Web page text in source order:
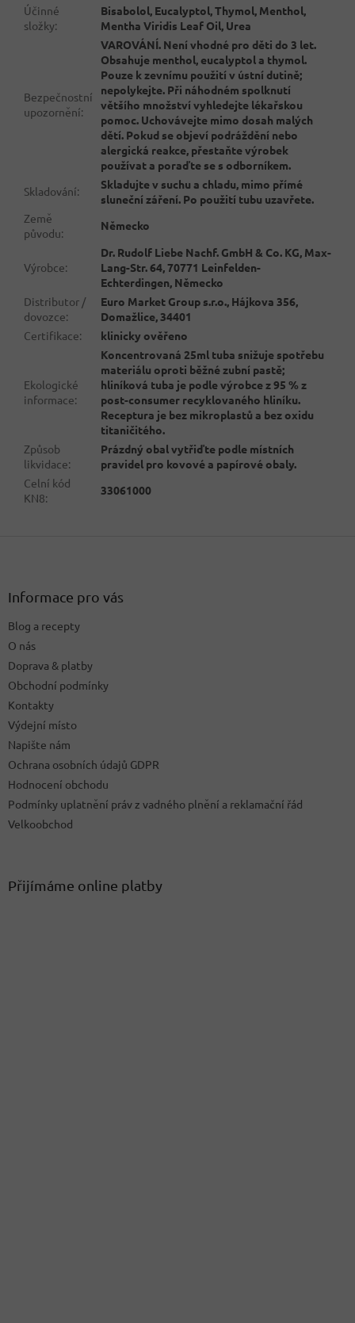
Účinné
složky:
Bisabolol, Eucalyptol, Thymol, Menthol,
Mentha Viridis Leaf Oil, Urea
Bezpečnostní
upozornění:
VAROVÁNÍ. Není vhodné pro děti do 3 let.
Obsahuje menthol, eucalyptol a thymol.
Pouze k zevnímu použití v ústní dutině;
nepolykejte. Při náhodném spolknutí
většího množství vyhledejte lékařskou
pomoc. Uchovávejte mimo dosah malých
dětí. Pokud se objeví podráždění nebo
alergická reakce, přestaňte výrobek
používat a poraďte se s odborníkem.
Skladování:
Skladujte v suchu a chladu, mimo přímé
sluneční záření. Po použití tubu uzavřete.
Země
původu:
Německo
Výrobce:
Dr. Rudolf Liebe Nachf. GmbH & Co. KG, Max-
Lang-Str. 64, 70771 Leinfelden-
Echterdingen, Německo
Distributor /
dovozce:
Euro Market Group s.r.o., Hájkova 356,
Domažlice, 34401
Certifikace: klinicky ověřeno
Ekologické
informace:
Koncentrovaná 25ml tuba snižuje spotřebu
materiálu oproti běžné zubní pastě;
hliníková tuba je podle výrobce z 95 % z
post-consumer recyklovaného hliníku.
Receptura je bez mikroplastů a bez oxidu
titaničitého.
Způsob
likvidace:
Prázdný obal vytřiďte podle místních
pravidel pro kovové a papírové obaly.
Celní kód
KN8:
33061000
Informace pro vás
Blog a recepty
O nás
Doprava & platby
Obchodní podmínky
Kontakty
Výdejní místo
Napište nám
Ochrana osobních údajů GDPR
Hodnocení obchodu
Podmínky uplatnění práv z vadného plnění a reklamační řád
Velkoobchod
Přijímáme online platby